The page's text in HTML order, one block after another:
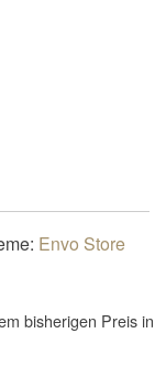
Envo Store
bisherigen Preis in